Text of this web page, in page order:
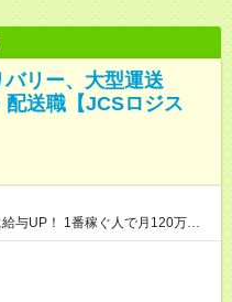
リー、大型運送
送職【JCSロジス
与UP！ 1番稼ぐ人で月120万ほ
築関係 1日150個配達×25日勤務